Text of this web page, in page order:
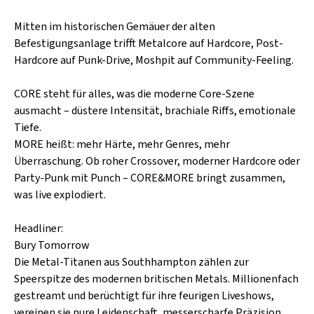
POSTGARAGE
KRISTALLWERK
GOLD & PECH THEATER
HARD & HEAVY
SINGER-SONGWRITER
VOLKSMUSIK
KULTURLAND STEIERMARK
Mitten im historischen Gemäuer der alten
Befestigungsanlage trifft Metalcore auf Hardcore, Post-
Hardcore auf Punk-Drive, Moshpit auf Community-Feeling.
CORE steht für alles, was die moderne Core-Szene
ausmacht – düstere Intensität, brachiale Riffs, emotionale
Tiefe.
MORE heißt: mehr Härte, mehr Genres, mehr
Überraschung. Ob roher Crossover, moderner Hardcore oder
Party-Punk mit Punch – CORE&MORE bringt zusammen,
was live explodiert.
Headliner:
Bury Tomorrow
Die Metal-Titanen aus Southhampton zählen zur
Speerspitze des modernen britischen Metals. Millionenfach
gestreamt und berüchtigt für ihre feurigen Liveshows,